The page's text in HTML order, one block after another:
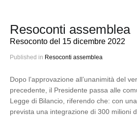
Resoconti assemblea
Resoconto del 15 dicembre 2022
Published in Resoconti assemblea
Dopo l’approvazione all’unanimità del
precedente, il Presidente passa alle
Legge di Bilancio, riferendo che: con
prevista una integrazione di 300 milioni